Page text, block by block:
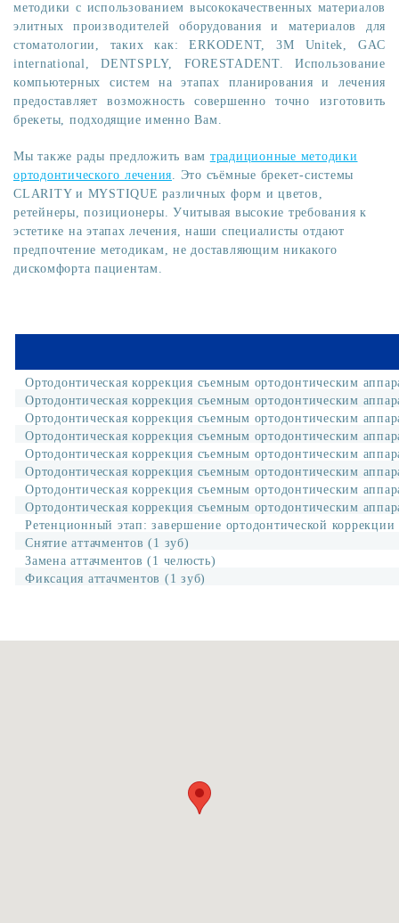
методики с использованием высококачественных материалов
элитных производителей оборудования и материалов для
стоматологии, таких как: ERKODENT, 3M Unitek, GAC
international, DENTSPLY, FORESTADENT. Использование
компьютерных систем на этапах планирования и лечения
предоставляет возможность совершенно точно изготовить
брекеты, подходящие именно Вам.
Мы также рады предложить вам традиционные методики
ортодонтического лечения. Это съёмные брекет-системы
CLARITY и MYSTIQUE различных форм и цветов,
ретейнеры, позиционеры. Учитывая высокие требования к
эстетике на этапах лечения, наши специалисты отдают
предпочтение методикам, не доставляющим никакого
дискомфорта пациентам.
Ортодонтическая коррекция съемным ортодонтическим
Ортодонтическая коррекция съемным ортодонтическим
Ортодонтическая коррекция съемным ортодонтическим
Ортодонтическая коррекция съемным ортодонтическим
Ортодонтическая коррекция съемным ортодонтическим
Ортодонтическая коррекция съемным ортодонтическим
Ортодонтическая коррекция съемным ортодонтическим
Ортодонтическая коррекция съемным ортодонтическим
Ретенционный этап: завершение ортодонтической
Снятие аттачментов (1 зуб)
Замена аттачментов (1 челюсть)
Фиксация аттачментов (1 зуб)